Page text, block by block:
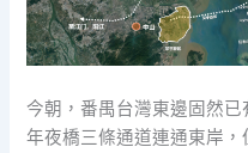
今朝，番禺台灣東邊固然
年夜橋三條通道連通東岸